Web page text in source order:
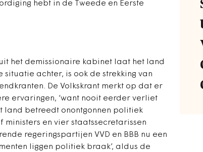
hebt in de Tweede en Eerste
het demissionaire kabinet laat het land
achter, is ook de strekking van
De Volkskrant merkt op dat er
ervaringen, ‘want nooit eerder verliet
land betreedt onontgonnen politiek
ministers en vier staatssecretarissen
regeringspartijen VVD en BBB nu een
liggen politiek braak’, aldus de